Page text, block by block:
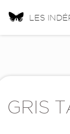
LES
GRIS